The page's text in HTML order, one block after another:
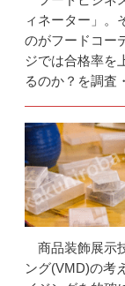
ィネーター」。
のがフードコー
ジでは合格率を
るのか？を調査
商品装飾展示
ング(VMD)の考